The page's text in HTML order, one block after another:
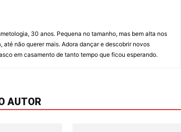
30 anos. Pequena no tamanho, mas bem alta nos
não querer mais. Adora dançar e descobrir novos
em casamento de tanto tempo que ficou esperando.
AUTOR